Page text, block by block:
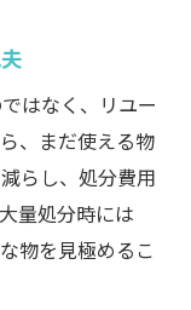
はなく、リユー
、まだ使える物
らし、処分費用
量処分時には
物を見極めるこ